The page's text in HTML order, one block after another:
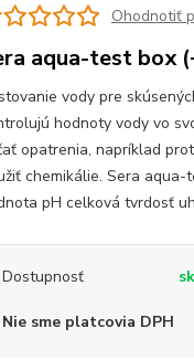
Ohodnotiť
aqua-test box
vody pre
hodnoty vody vo
opatrenia, napríklad
chemikálie. Sera
pH celková tvrdosť
Dostupnosť
Nie sme platcovia DPH